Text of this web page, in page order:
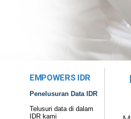
EMPOWERS IDR
Penelusuran Data IDR
Telusuri data di dalam
IDR kami